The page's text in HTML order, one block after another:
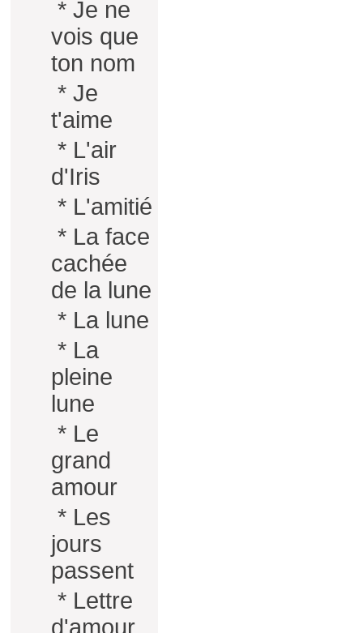
* Je ne
vois que
ton nom
* Je
t'aime
* L'air
d'Iris
* L'amitié
* La face
cachée
de la lune
* La lune
* La
pleine
lune
* Le
grand
amour
* Les
jours
passent
* Lettre
d'amour